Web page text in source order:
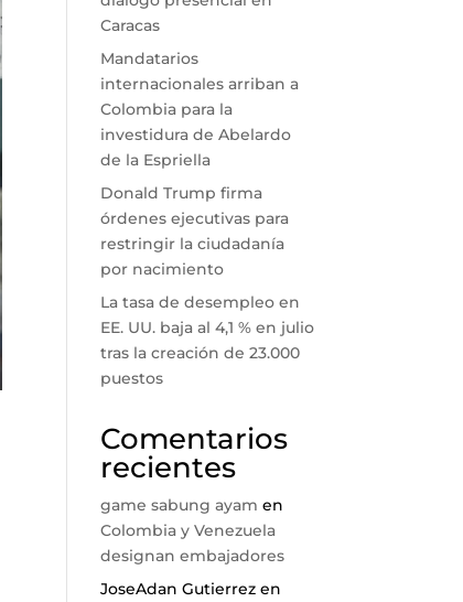
Caracas
Mandatarios
internacionales arriban a
Colombia para la
investidura de Abelardo
de la Espriella
Donald Trump firma
órdenes ejecutivas para
restringir la ciudadanía
por nacimiento
La tasa de desempleo en
EE. UU. baja al 4,1 % en julio
tras la creación de 23.000
puestos
Comentarios
recientes
game sabung ayam en
Colombia y Venezuela
designan embajadores
JoseAdan Gutierrez en